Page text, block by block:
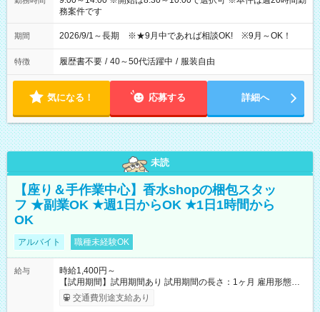
務案件です
期間 2026/9/1～長期 ※★9月中であれば相談OK! ※9月～OK！
特徴 履歴書不要 / 40～50代活躍中 / 服装自由
気になる！ 応募する 詳細へ
未読
【座り＆手作業中心】香水shopの梱包スタッ
フ ★副業OK ★週1日からOK ★1日1時間から
OK
アルバイト 職種未経験OK
給与
時給1,400円～
【試用期間】試用期間あり 試用期間の長さ：1ヶ月 雇用形態、
給与は本採用時と同じです。
交通費別途支給あり